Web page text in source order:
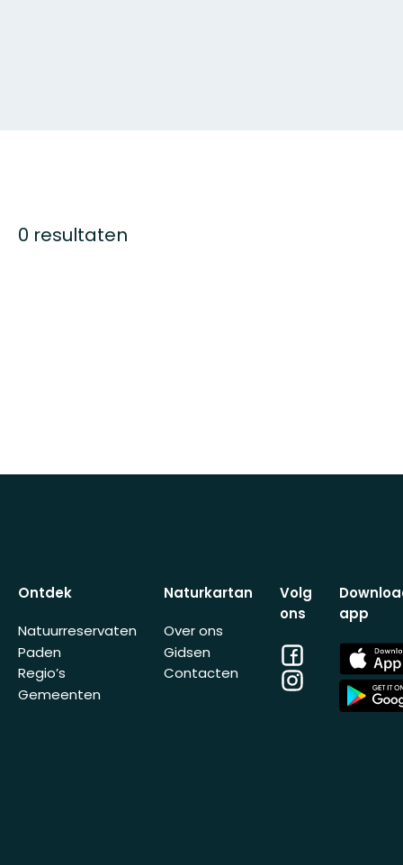
0 resultaten
Ontdek
Natuurreservaten
Paden
Regio’s
Gemeenten
Naturkartan
Over ons
Gidsen
Contacten
Volg
ons
Facebook
Instagram
app
App
Store
App
Store